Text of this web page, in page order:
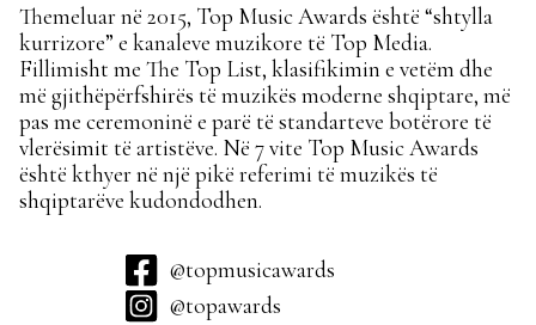
Themeluar në 2015, Top Music Awards është “shtylla
kurrizore” e kanaleve muzikore të Top Media.
Fillimisht me The Top List, klasifikimin e vetëm dhe
më gjithëpërfshirës të muzikës moderne shqiptare, më
pas me ceremoninë e parë të standarteve botërore të
vlerësimit të artistëve. Në 7 vite Top Music Awards
është kthyer në një pikë referimi të muzikës të
shqiptarëve kudondodhen.
@topmusicawards
@topawards